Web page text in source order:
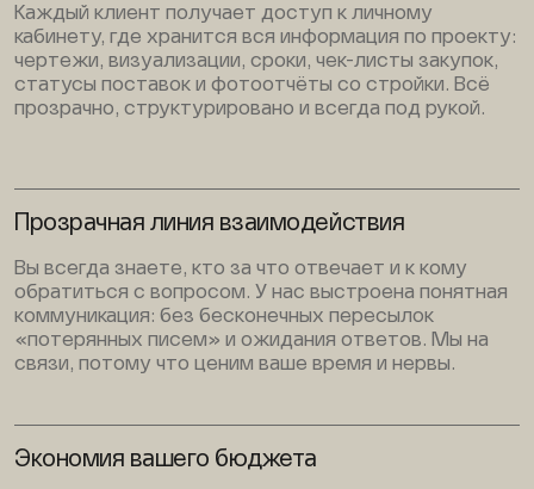
Каждый клиент получает доступ к личному
кабинету, где хранится вся информация по проекту:
чертежи, визуализации, сроки, чек-листы закупок,
статусы поставок и фотоотчёты со стройки. Всё
прозрачно, структурировано и всегда под рукой.
Прозрачная линия взаимодействия
Вы всегда знаете, кто за что отвечает и к кому
обратиться с вопросом. У нас выстроена понятная
коммуникация: без бесконечных пересылок
«потерянных писем» и ожидания ответов. Мы на
связи, потому что ценим ваше время и нервы.
Экономия вашего бюджета